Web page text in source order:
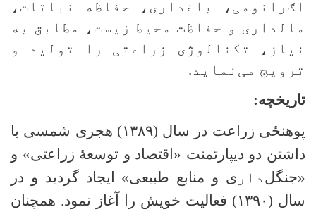
اګرانومی، باغداری، حفاظه نباتات،
مالداری و حفاظت محيط زيست، مطابق به
نياز، تکنالوژی زراعتی را توليد و
ترويج می‌نمايد .
تاریخچه:
پوهنځی زراعت در سال (۱۳۸۹) هجری شمسی با
داشتن دو دیپارتمنت «اقتصاد و توسعهٔ زراعتی» و
«جنگل‌ دار ی و منابع طبیعی» ایجاد گردید و در
سال (۱۳۹۰)
فعالیت خویش را آغاز نمود. همچنان